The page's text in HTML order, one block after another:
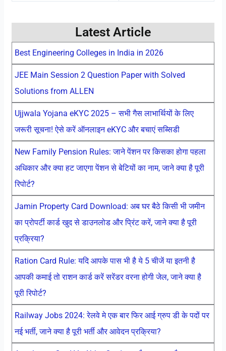
Latest Article
Best Engineering Colleges in India in 2026
JEE Main Session 2 Question Paper with Solved
Solutions from ALLEN
Ujjwala Yojana eKYC 2025 – सभी गैस लाभार्थियों के लिए
जरूरी सूचना! ऐसे करें ऑनलाइन eKYC और बचाएं सब्सिडी
New Family Pension Rules: जाने पेंशन पर किसका होगा पहला
अधिकार और क्या हट जाएगा पेंशन से बेटियों का नाम, जाने क्या है पूरी
रिपोर्ट?
Jamin Property Card Download: अब घर बैठे किसी भी जमीन
का प्रोपर्टी कार्ड खुद से डाउनलोड और प्रिंट करें, जाने क्या है पूरी
प्रक्रिया?
Ration Card Rule: यदि आपके पास भी है ये 5 चीजें या इतनी है
आपकी कमाई तो राशन कार्ड करें सरेंडर वरना होगी जेल, जाने क्या है
पूरी रिपोर्ट?
Railway Jobs 2024: रेलवे मे एक बार फिर आई ग्रुप डी के पदों पर
नई भर्ती, जाने क्या है पूरी भर्ती और आवेदन प्रक्रिया?